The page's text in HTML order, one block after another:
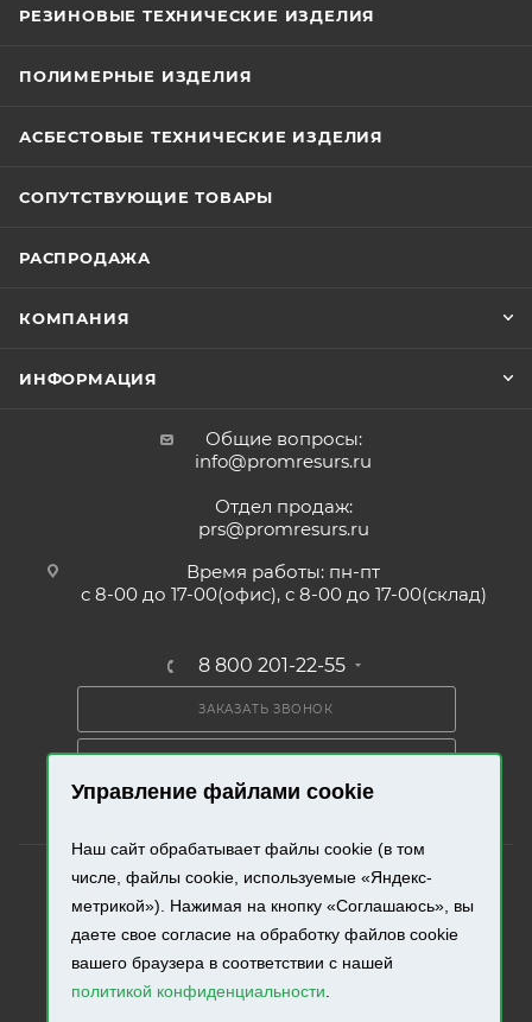
Управление файлами cookie
Наш сайт обрабатывает файлы cookie (в том
числе, файлы cookie, используемые «Яндекс-
метрикой»). Нажимая на кнопку «Соглашаюсь», вы
даете свое согласие на обработку файлов cookie
вашего браузера в соответствии с нашей
политикой конфиденциальности.
РЕЗИНОВЫЕ ТЕХНИЧЕСКИЕ ИЗДЕЛИЯ
ПОЛИМЕРНЫЕ ИЗДЕЛИЯ
АСБЕСТОВЫЕ ТЕХНИЧЕСКИЕ ИЗДЕЛИЯ
СОПУТСТВУЮЩИЕ ТОВАРЫ
РАСПРОДАЖА
КОМПАНИЯ
ИНФОРМАЦИЯ
Общие вопросы:
info@promresurs.ru
Отдел продаж:
prs@promresurs.ru
Время работы: пн-пт
с 8-00 до 17-00(офис), с 8-00 до 17-00(склад)
8 800 201-22-55
ЗАКАЗАТЬ ЗВОНОК
2026 © «Промресурс». Все права защищены.